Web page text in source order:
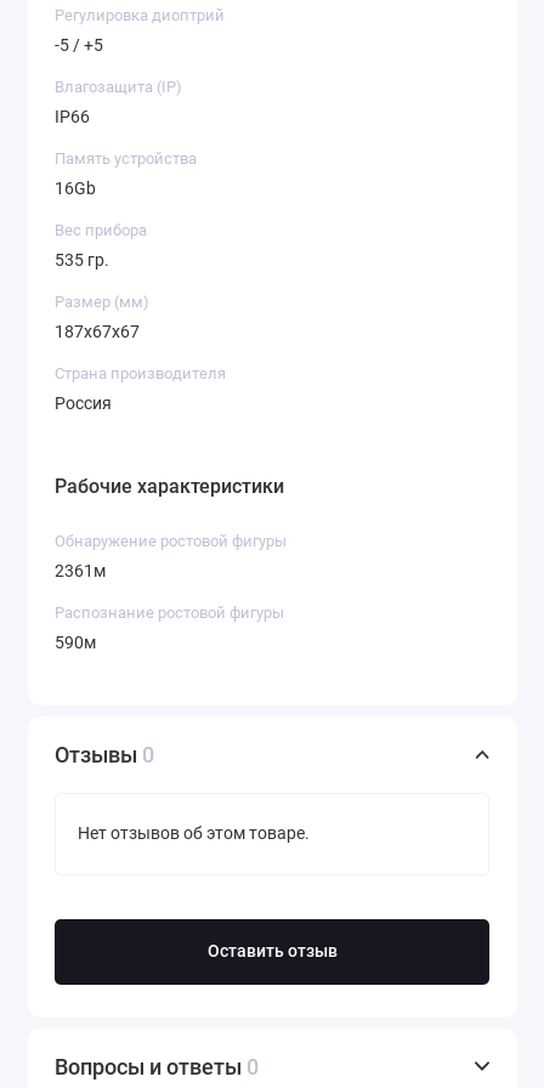
Регулировка диоптрий
-5 / +5
Влагозащита (IP)
IP66
Память устройства
16Gb
Вес прибора
535 гр.
Размер (мм)
187x67x67
Страна производителя
Россия
Рабочие характеристики
Обнаружение ростовой фигуры
2361м
Распознание ростовой фигуры
590м
Отзывы 0
Нет отзывов об этом товаре.
Оставить отзыв
Вопросы и ответы 0